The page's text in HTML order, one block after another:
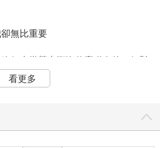
無比重要
麥當勞大概沒什麼稀奇的。但對
到漢堡的滋味。那是一種新奇，代
台北的美好回憶，也是一種「總算
看更多